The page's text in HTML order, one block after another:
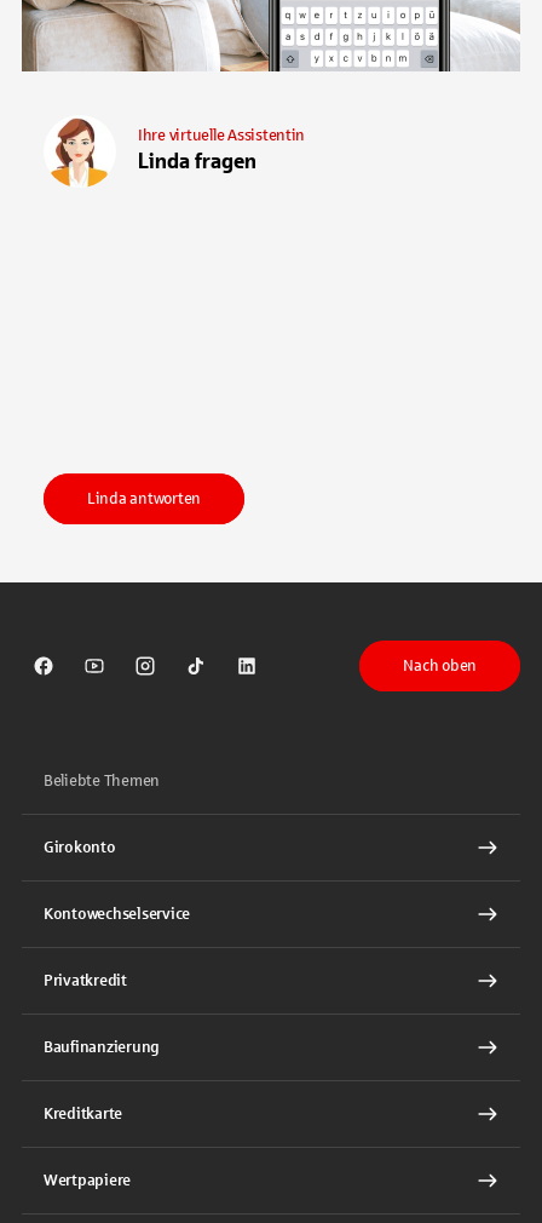
Linda fragen
Ihre virtuelle Assistentin
Linda antworten
Sparkasse auf Facebook
Sparkasse auf Youtube
Sparkasse auf Instagram
Sparkasse auf TikTok
Sparkasse auf LinkedIn
Nach oben
Beliebte Themen
Girokonto
Kontowechselservice
Privatkredit
Baufinanzierung
Kreditkarte
Wertpapiere